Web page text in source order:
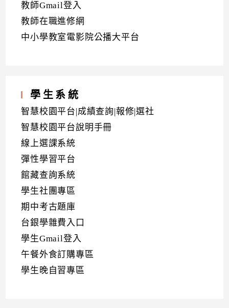
教師Gmail登入
教師在職進修網
中小學教室電影院公播大平台
學生系統
智慧校園平台|成績查詢|報修|選社
智慧校園平台說明手冊
線上選課系統
彈性學習平台
館藏查詢系統
學生社團專區
期中考古題庫
台銀學雜費入口
學生Gmail登入
午餐外食訂購專區
學生晚自習專區